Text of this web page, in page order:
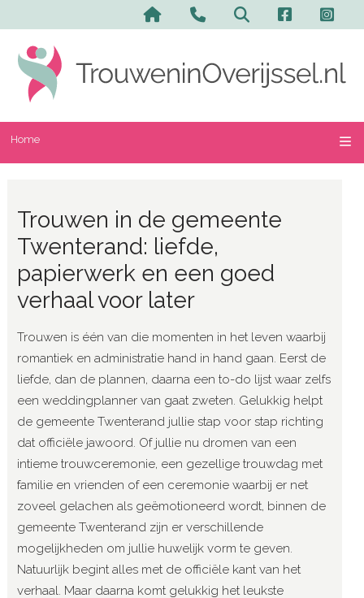
Home
Trouwen in de gemeente
Twenterand: liefde,
papierwerk en een goed
verhaal voor later
Trouwen is één van die momenten in het leven waarbij
romantiek en administratie hand in hand gaan. Eerst de
liefde, dan de plannen, daarna een to-do lijst waar zelfs
een weddingplanner van gaat zweten. Gelukkig helpt
de gemeente Twenterand jullie stap voor stap richting
dat officiële jawoord. Of jullie nu dromen van een
intieme trouwceremonie, een gezellige trouwdag met
familie en vrienden of een ceremonie waarbij er net
zoveel gelachen als geëmotioneerd wordt, binnen de
gemeente Twenterand zijn er verschillende
mogelijkheden om jullie huwelijk vorm te geven.
Natuurlijk begint alles met de officiële kant van het
verhaal. Maar daarna komt gelukkig het leukste